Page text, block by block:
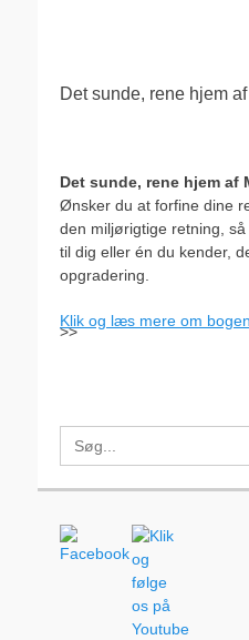
Det sunde, rene hjem
Det sunde, rene hjem af
Ønsker du at forfine dine
den miljørigtige retning,
til dig eller én du kender,
opgradering.
Klik og læs mere om
>>
Search
for: